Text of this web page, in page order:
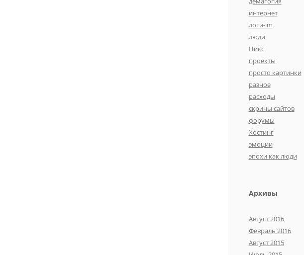
интернет
логи-im
люди
Никс
проекты
просто картинки
разное
расходы
скрины сайтов
форумы
Хостинг
эмоции
эпохи как люди
Архивы
Август 2016
Февраль 2016
Август 2015